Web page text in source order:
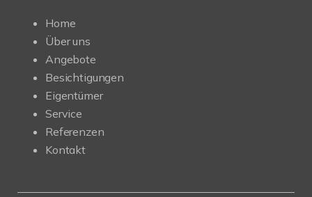
Home
Über uns
Angebote
Besichtigungen
Eigentümer
Service
Referenzen
Kontakt